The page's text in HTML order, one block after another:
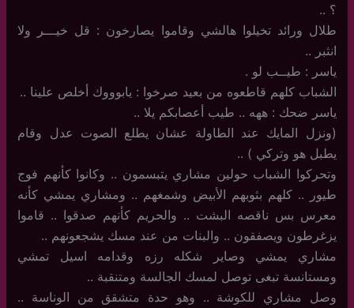
؟ ..
طلال ورائد تخيلوا هالشي وقاموا يصارخون : قل خيـــر ولا
انثبر ..
ياسر : طيــب لو .
الشباب كلهم قاطعوه من بعيد صرخوا : يابوووك أخلص علينا ..
ياسر ضحك : ههه .. طيب أعصابكم يلا ..
(ونزل المايك عند الطاولة عشان يطلع الصوت عدل وقام
يطبل هو وتركي ) ..
وتحركوا الشباب حولين مشاري يتبسمون .. وكانوا كأنهم فوج
طيور .. كلهم بثوبهم الأبيض وشمغهم .. ومشاري يمشي كأنه
معرس بس ناقصه البشت .. والحريم كأنهم صدقوا .. قاموا
يزغرطون ويصفقون .. والبنات من عند مسك يشجعونهم ..
مشاري يمشي وصاير شكله رزه وقدامه اسيل تمشي
ومستانسة تبغى توصل لمسك الجالسة ومتنقبة ..
وصل مشاري للكوشة .. وهو حدة متشقق من الوناسة ..